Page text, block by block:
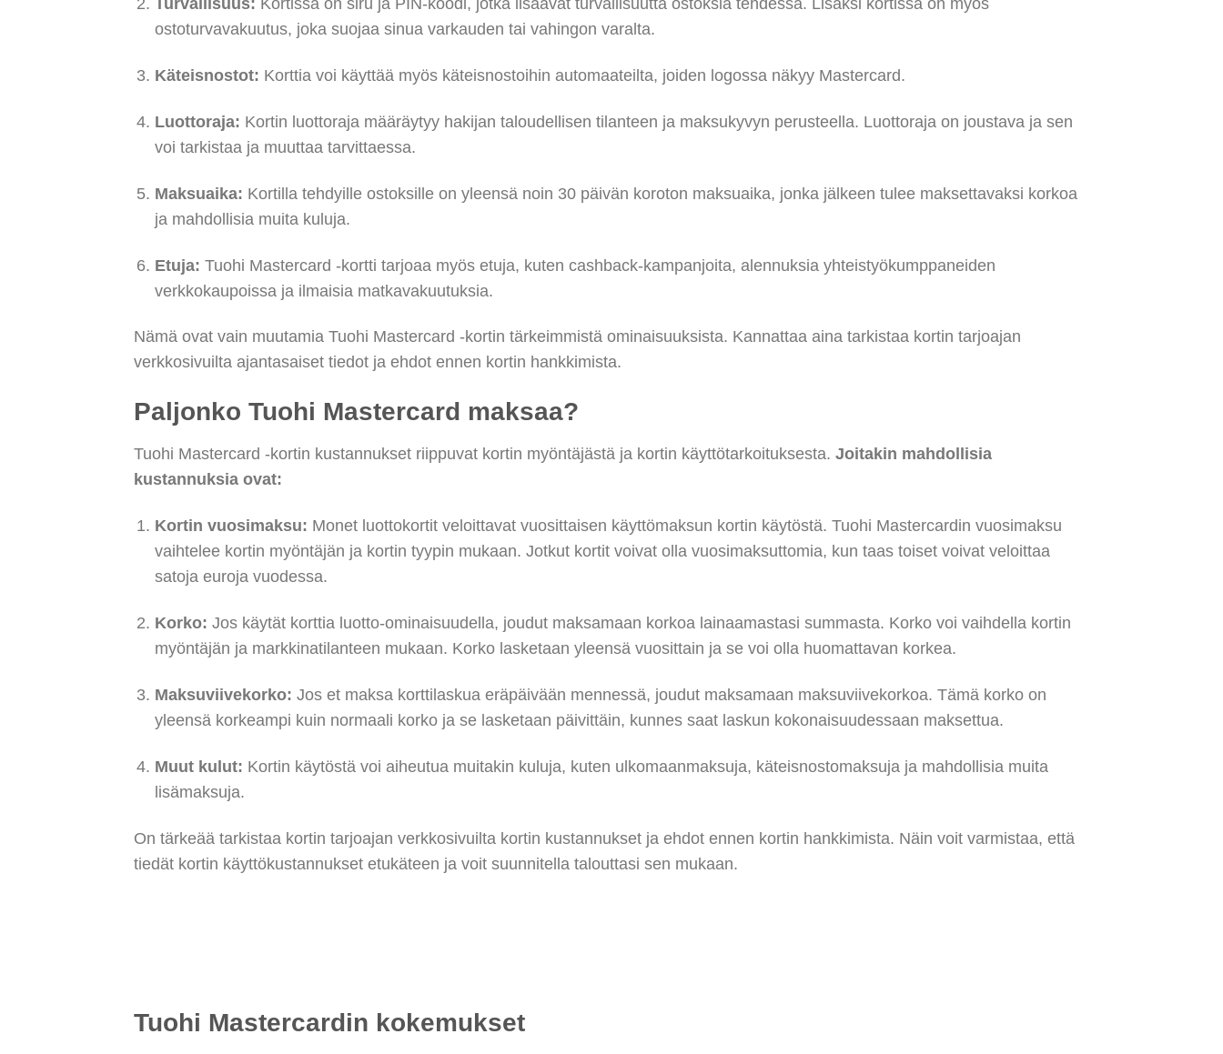
Turvallisuus: Kortissa on siru ja PIN-koodi, jotka lisäävät turvallisuutta ostoksia tehdessä. Lisäksi kortissa on myös
ostoturvavakuutus, joka suojaa sinua varkauden tai vahingon varalta.
Käteisnostot: Korttia voi käyttää myös käteisnostoihin automaateilta, joiden logossa näkyy Mastercard.
Luottoraja: Kortin luottoraja määräytyy hakijan taloudellisen tilanteen ja maksukyvyn perusteella. Luottoraja on joustava ja sen
voi tarkistaa ja muuttaa tarvittaessa.
Maksuaika: Kortilla tehdyille ostoksille on yleensä noin 30 päivän koroton maksuaika, jonka jälkeen tulee maksettavaksi korkoa
ja mahdollisia muita kuluja.
Etuja: Tuohi Mastercard -kortti tarjoaa myös etuja, kuten cashback-kampanjoita, alennuksia yhteistyökumppaneiden
verkkokaupoissa ja ilmaisia matkavakuutuksia.
Nämä ovat vain muutamia Tuohi Mastercard -kortin tärkeimmistä ominaisuuksista. Kannattaa aina tarkistaa kortin tarjoajan
verkkosivuilta ajantasaiset tiedot ja ehdot ennen kortin hankkimista.
Paljonko Tuohi Mastercard maksaa?
Tuohi Mastercard -kortin kustannukset riippuvat kortin myöntäjästä ja kortin käyttötarkoituksesta. Joitakin mahdollisia
kustannuksia ovat:
Kortin vuosimaksu: Monet luottokortit veloittavat vuosittaisen käyttömaksun kortin käytöstä. Tuohi Mastercardin vuosimaksu
vaihtelee kortin myöntäjän ja kortin tyypin mukaan. Jotkut kortit voivat olla vuosimaksuttomia, kun taas toiset voivat veloittaa
satoja euroja vuodessa.
Korko: Jos käytät korttia luotto-ominaisuudella, joudut maksamaan korkoa lainaamastasi summasta. Korko voi vaihdella kortin
myöntäjän ja markkinatilanteen mukaan. Korko lasketaan yleensä vuosittain ja se voi olla huomattavan korkea.
Maksuviivekorko: Jos et maksa korttilaskua eräpäivään mennessä, joudut maksamaan maksuviivekorkoa. Tämä korko on
yleensä korkeampi kuin normaali korko ja se lasketaan päivittäin, kunnes saat laskun kokonaisuudessaan maksettua.
Muut kulut: Kortin käytöstä voi aiheutua muitakin kuluja, kuten ulkomaanmaksuja, käteisnostomaksuja ja mahdollisia muita
lisämaksuja.
On tärkeää tarkistaa kortin tarjoajan verkkosivuilta kortin kustannukset ja ehdot ennen kortin hankkimista. Näin voit varmistaa, että
tiedät kortin käyttökustannukset etukäteen ja voit suunnitella talouttasi sen mukaan.
Tuohi Mastercardin kokemukset